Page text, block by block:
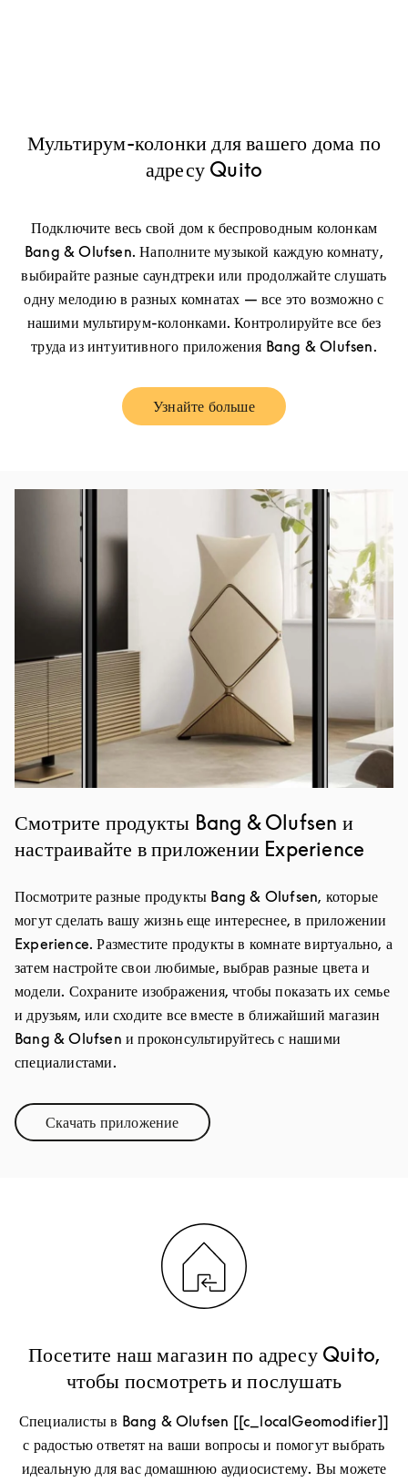
Мультирум-колонки для вашего дома по
адресу Quito
Подключите весь свой дом к беспроводным колонкам
Bang & Olufsen. Наполните музыкой каждую комнату,
выбирайте разные саундтреки или продолжайте слушать
одну мелодию в разных комнатах — все это возможно с
нашими мультирум-колонками. Контролируйте все без
труда из интуитивного приложения Bang & Olufsen.
Узнайте большеLink Opens in New Tab
Смотрите продукты Bang & Olufsen и
настраивайте в приложении Experience
Посмотрите разные продукты Bang & Olufsen, которые
могут сделать вашу жизнь еще интереснее, в приложении
Experience. Разместите продукты в комнате виртуально, а
затем настройте свои любимые, выбрав разные цвета и
модели. Сохраните изображения, чтобы показать их семье
и друзьям, или сходите все вместе в ближайший магазин
Bang & Olufsen и проконсультируйтесь с нашими
специалистами.
Скачать приложениеLink Opens in New Tab
Посетите наш магазин по адресу Quito,
чтобы посмотреть и послушать
Специалисты в Bang & Olufsen [[c_localGeomodifier]]
с радостью ответят на ваши вопросы и помогут выбрать
идеальную для вас домашнюю аудиосистему. Вы можете